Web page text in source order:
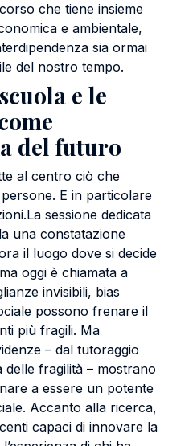
che tiene insieme
e ambientale,
sia ormai
del nostro tempo.
e le
del futuro
al centro ciò che
E in particolare
sessione dedicata
una constatazione
il luogo dove si decide
oggi è chiamata a
invisibili, bias
possono frenare il
più fragili. Ma
– dal tutoraggio
fragilità – mostrano
a essere un potente
Accanto alla ricerca,
capaci di innovare la